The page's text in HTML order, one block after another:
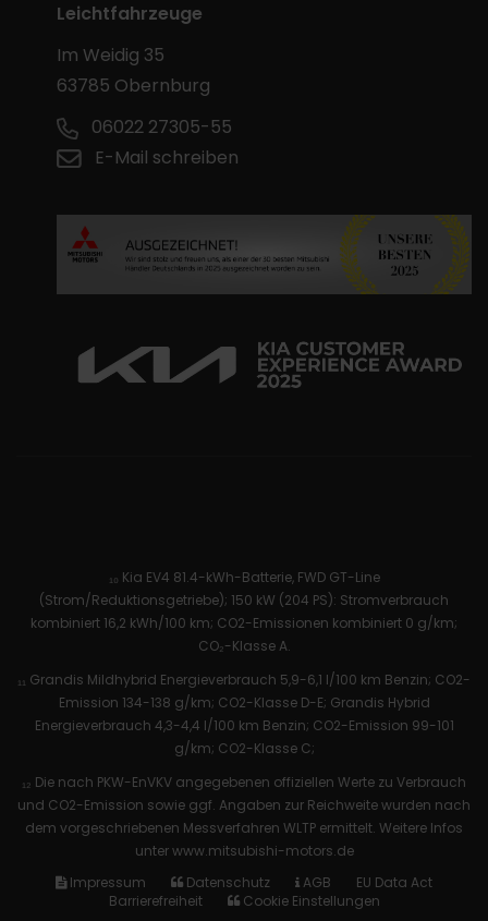
Leichtfahrzeuge
Im Weidig 35
63785 Obernburg
06022 27305-55
E-Mail schreiben
₁₀ Kia EV4 81.4-kWh-Batterie, FWD GT-Line
(Strom/Reduktionsgetriebe); 150 kW (204 PS): Stromverbrauch
kombiniert 16,2 kWh/100 km; CO2-Emissionen kombiniert 0 g/km;
CO₂-Klasse A.
₁₁ Grandis Mildhybrid Energieverbrauch 5,9-6,1 l/100 km Benzin; CO2-
Emission 134-138 g/km; CO2-Klasse D-E; Grandis Hybrid
Energieverbrauch 4,3-4,4 l/100 km Benzin; CO2-Emission 99-101
g/km; CO2-Klasse C;
₁₂ Die nach PKW-EnVKV angegebenen offiziellen Werte zu Verbrauch
und CO2-Emission sowie ggf. Angaben zur Reichweite wurden nach
dem vorgeschriebenen Messverfahren WLTP ermittelt. Weitere Infos
unter www.mitsubishi-motors.de
Impressum
Datenschutz AGB
EU Data Act
Barrierefreiheit
Cookie Einstellungen